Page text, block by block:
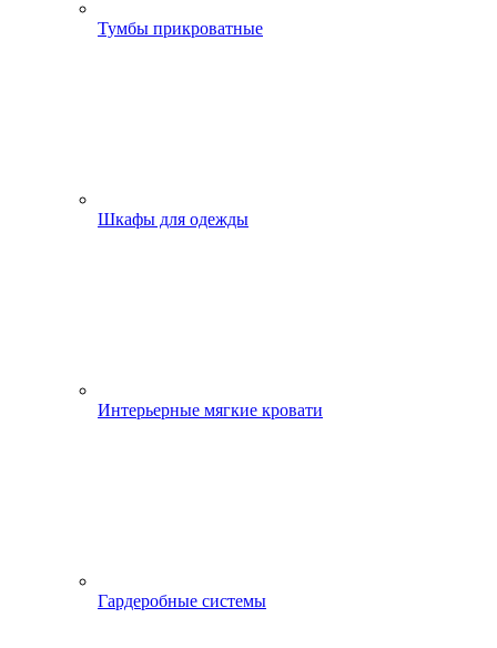
Тумбы прикроватные
Шкафы для одежды
Интерьерные мягкие кровати
Гардеробные системы